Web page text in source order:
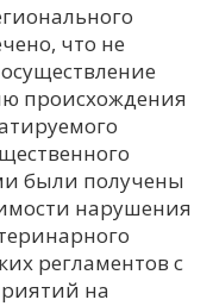
что не
происхождения
были получены
нарушения
регламентов с
на